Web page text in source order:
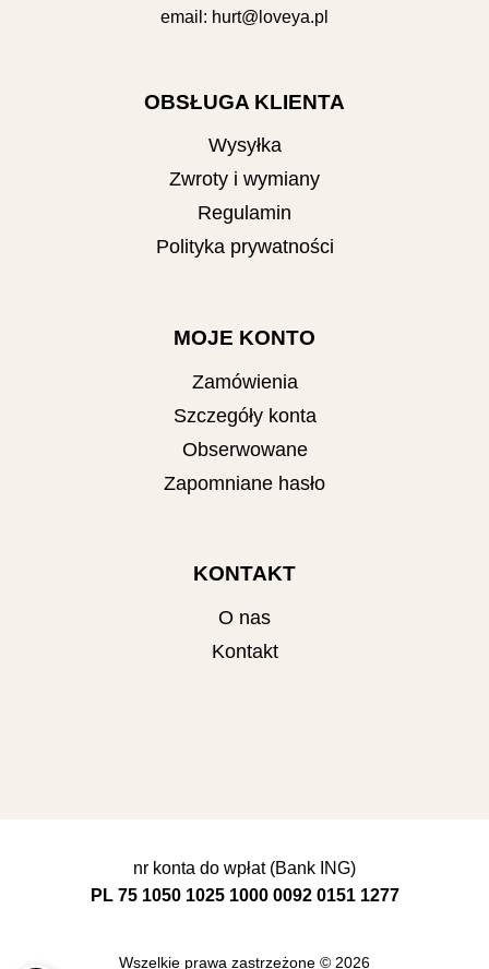
email: hurt@loveya.pl
OBSŁUGA KLIENTA
Wysyłka
Zwroty i wymiany
Regulamin
Polityka prywatności
MOJE KONTO
Zamówienia
Szczegóły konta
Obserwowane
Zapomniane hasło
KONTAKT
O nas
Kontakt
nr konta do wpłat (Bank ING)
PL 75 1050 1025 1000 0092 0151 1277
Wszelkie prawa zastrzeżone © 2026